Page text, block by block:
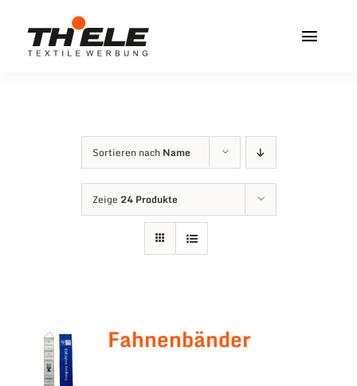
Inhalt
Service & Info
Sortieren nach Name
Zeige 24 Produkte
Fahnenbänder